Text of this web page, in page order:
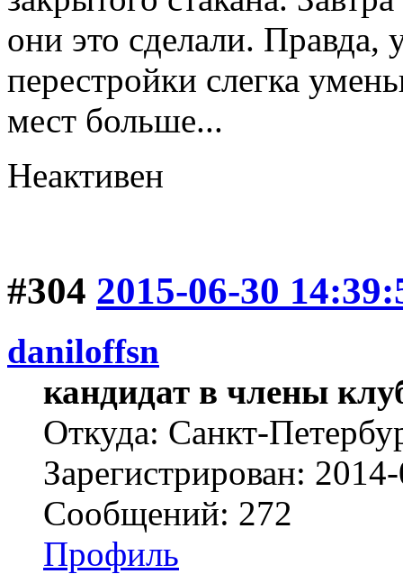
они это сделали. Правда,
перестройки слегка
мест больше...
Неактивен
#304 2015-06-30
daniloffsn
кандидат в члены
Откуда: Санкт-
Зарегистрирован:
Сообщений: 272
Профиль